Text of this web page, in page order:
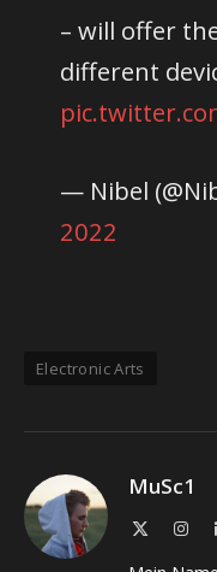
– will offer
different
— Nibel
2022
Electronic Arts
MuSc1